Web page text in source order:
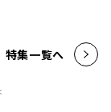
特集一覧へ